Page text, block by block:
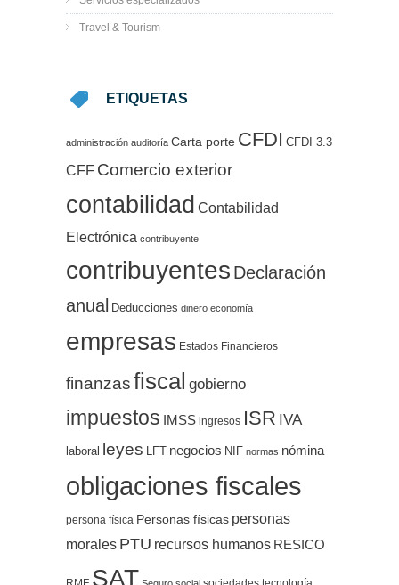
Travel & Tourism
ETIQUETAS
administración auditoría Carta porte CFDI CFDI 3.3
CFF Comercio exterior
contabilidad Contabilidad
Electrónica contribuyente
contribuyentes Declaración
anual Deducciones dinero economía
empresas Estados Financieros
finanzasfiscal gobierno
impuestos IMSS ingresos ISR IVA
laboral leyes LFT negocios NIF normas nómina
obligaciones fiscales
persona física Personas físicas personas
morales PTU recursos humanos RESICO
SAT